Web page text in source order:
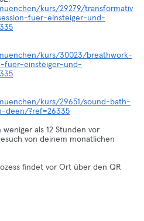
kurs/29279/transformativ
fuer-einsteiger-und-
kurs/30023/breathwork-
fuer-einsteiger-und-
kurs/29651/sound-bath-
deen/?ref=26335
als 12 Stunden vor
von deinem monatlichen
findet vor Ort über den QR